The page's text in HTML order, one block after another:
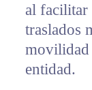
al facilitar
traslados
movilidad
entidad.